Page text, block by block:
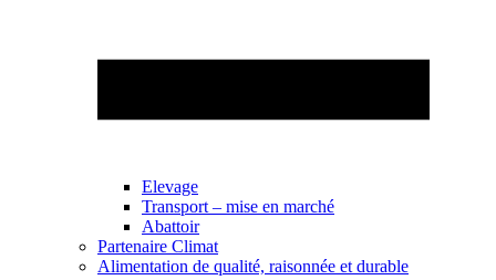
Elevage
Transport – mise en marché
Abattoir
Partenaire Climat
Alimentation de qualité, raisonnée et durable